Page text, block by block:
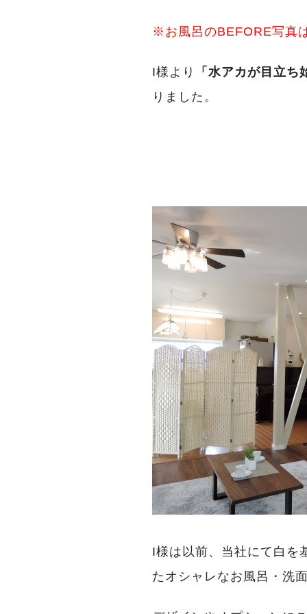
※お風呂のBEFORE写真
I様より
「水アカが目立
りました。
I様は以前、当社にて白を
たオシャレなお風呂・洗